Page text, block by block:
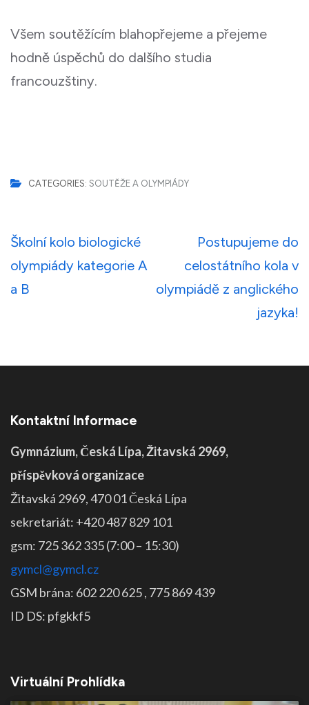
Všem soutěžícím blahopřejeme a přejeme
hodně úspěchů do dalšího studia
francouzštiny.
CATEGORIES: SOUTĚŽE A OLYMPIÁDY
Navigace
pro
příspěvek
Školní kolo biologické
olympiády kategorie A
a B
Postupujeme do
celostátního kola v
olympiádě z anglického
jazyka!
Kontaktní Informace
Gymnázium, Česká Lípa, Žitavská 2969,
příspěvková organizace
Žitavská 2969, 470 01 Česká Lípa
sekretariát: +420 487 829 101
gsm: 725 362 335 (7:00 – 15:30)
gymcl@gymcl.cz
GSM brána: 602 220 625 , 775 869 439
ID DS: pfgkkf5
Virtuální Prohlídka